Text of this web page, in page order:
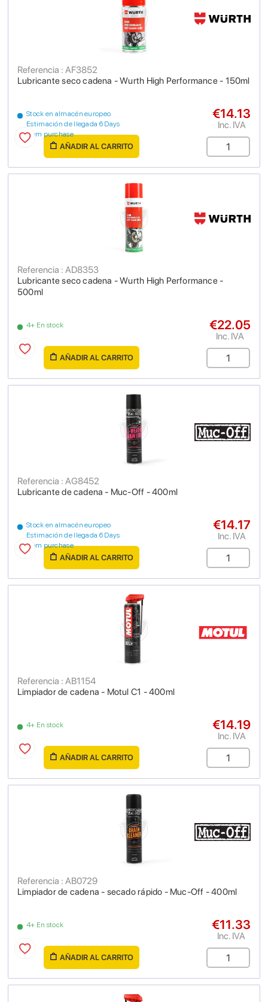
Lubricante seco cadena - Wurth High Performance - 150ml
Referencia : AF3852
Stock en almacén europeo
Estimación de llegada 6 Days
from purchase
€14.13
Inc. IVA
AÑADIR AL CARRITO
Lubricante seco cadena - Wurth High Performance -
500ml
Referencia : AD8353
4+ En stock €22.05
Inc. IVA
AÑADIR AL CARRITO
Lubricante de cadena - Muc-Off - 400ml
Referencia : AG8452
Stock en almacén europeo
Estimación de llegada 6 Days
from purchase
€14.17
Inc. IVA
AÑADIR AL CARRITO
Limpiador de cadena - Motul C1 - 400ml
Referencia : AB1154
4+ En stock €14.19
Inc. IVA
AÑADIR AL CARRITO
Limpiador de cadena - secado rápido - Muc-Off - 400ml
Referencia : AB0729
4+ En stock €11.33
Inc. IVA
AÑADIR AL CARRITO